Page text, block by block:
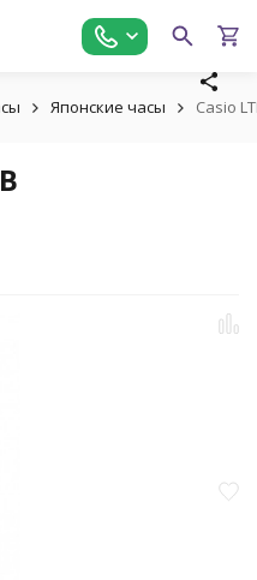
Японские часы Casio